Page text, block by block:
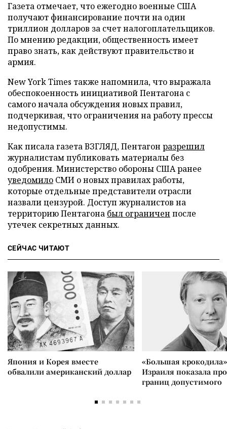
Газета отмечает, что ежегодно военные США
получают финансирование почти на один
триллион долларов за счет налогоплательщиков.
По мнению редакции, общественность имеет
право знать, как действуют правительство и
армия.
New York Times также напомнила, что выражала
обеспокоенность инициативой Пентагона с
самого начала обсуждения новых правил,
подчеркивая, что ограничения на работу прессы
недопустимы.
Как писала газета ВЗГЛЯД, Пентагон разрешил
журналистам публиковать материалы без
одобрения. Министерство обороны США ранее
уведомило СМИ о новых правилах работы,
которые отдельные представители отрасли
назвали цензурой. Доступ журналистов на
территорию Пентагона был ограничен после
утечек секретных данных.
СЕЙЧАС ЧИТАЮТ
Япония и Корея вместе
обвалили американский доллар
«Большая
Израиля показала
границ допустимого